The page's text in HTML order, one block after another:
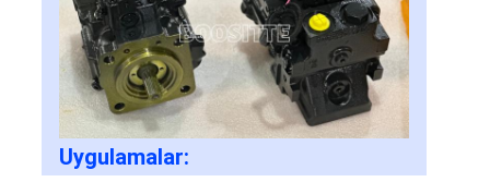
Uygulamalar: